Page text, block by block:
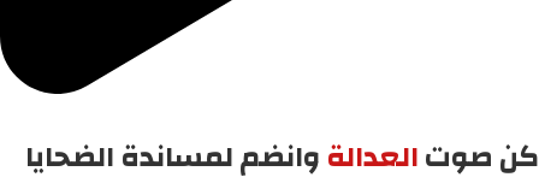
كن صوتالعدالةوانضم لمساندة الضحايا